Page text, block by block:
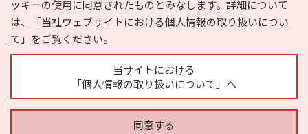
ッキーの使用に同意されたものとみなします。詳細について
は、
「当社ウェブサイトにおける個人情報の取り扱いについ
て」 をご覧ください。
当サイトにおける
「個人情報の取り扱いについて」へ
同意する
利用規約
個人情報の取り扱いについて
運営会社
サイトマップ
広告掲載に関するお問い合わせ